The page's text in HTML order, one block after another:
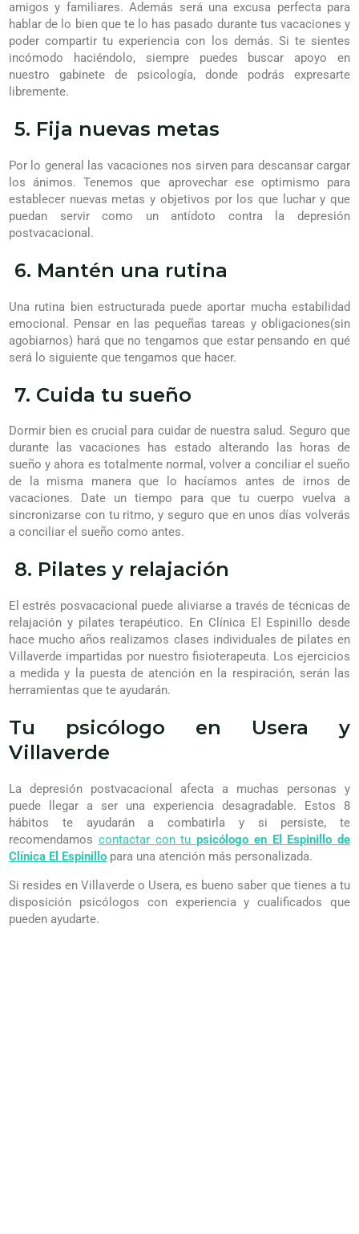
amigos y familiares. Además será una excusa perfecta para
hablar de lo bien que te lo has pasado durante tus vacaciones y
poder compartir tu experiencia con los demás. Si te sientes
incómodo haciéndolo, siempre puedes buscar apoyo en
nuestro gabinete de psicología, donde podrás expresarte
libremente.
5. Fija nuevas metas
Por lo general las vacaciones nos sirven para descansar cargar
los ánimos. Tenemos que aprovechar ese optimismo para
establecer nuevas metas y objetivos por los que luchar y que
puedan servir como un antídoto contra la depresión
postvacacional.
6. Mantén una rutina
Una rutina bien estructurada puede aportar mucha estabilidad
emocional. Pensar en las pequeñas tareas y obligaciones(sin
agobiarnos) hará que no tengamos que estar pensando en qué
será lo siguiente que tengamos que hacer.
7. Cuida tu sueño
Dormir bien es crucial para cuidar de nuestra salud. Seguro que
durante las vacaciones has estado alterando las horas de
sueño y ahora es totalmente normal, volver a conciliar el sueño
de la misma manera que lo hacíamos antes de irnos de
vacaciones. Date un tiempo para que tu cuerpo vuelva a
sincronizarse con tu ritmo, y seguro que en unos días volverás
a conciliar el sueño como antes.
8. Pilates y relajación
El estrés posvacacional puede aliviarse a través de técnicas de
relajación y pilates terapéutico. En Clínica El Espinillo desde
hace mucho años realizamos clases individuales de pilates en
Villaverde impartidas por nuestro fisioterapeuta. Los ejercicios
a medida y la puesta de atención en la respiración, serán las
herramientas que te ayudarán.
Tu psicólogo en Usera y
Villaverde
La depresión postvacacional afecta a muchas personas y
puede llegar a ser una experiencia desagradable. Estos 8
hábitos te ayudarán a combatirla y si persiste, te
recomendamos contactar con tu psicólogo en El Espinillo de
Clínica El Espinillo para una atención más personalizada.
Si resides en Villaverde o Usera, es bueno saber que tienes a tu
disposición psicólogos con experiencia y cualificados que
pueden ayudarte.